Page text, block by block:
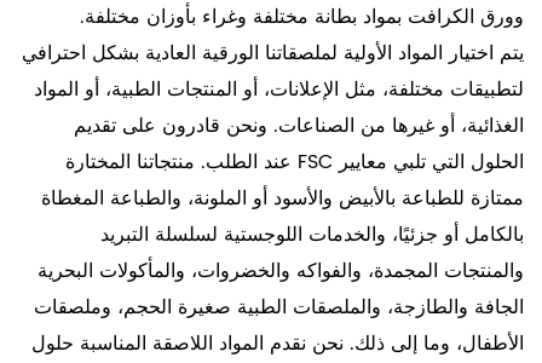
وورق الكرافت بمواد بطانة مختلفة وغراء بأوزان مختلفة.
يتم اختيار المواد الأولية لملصقاتنا الورقية العادية بشكل احترافي
لتطبيقات مختلفة، مثل الإعلانات، أو المنتجات الطبية، أو المواد
الغذائية، أو غيرها من الصناعات. ونحن قادرون على تقديم
الحلول التي تلبي معايير FSC عند الطلب. منتجاتنا المختارة
ممتازة للطباعة بالأبيض والأسود أو الملونة، والطباعة المغطاة
بالكامل أو جزئيًا، والخدمات اللوجستية لسلسلة التبريد
والمنتجات المجمدة، والفواكه والخضروات، والمأكولات البحرية
الجافة والطازجة، والملصقات الطبية صغيرة الحجم، وملصقات
الأطفال، وما إلى ذلك. نحن نقدم المواد اللاصقة المناسبة حلول